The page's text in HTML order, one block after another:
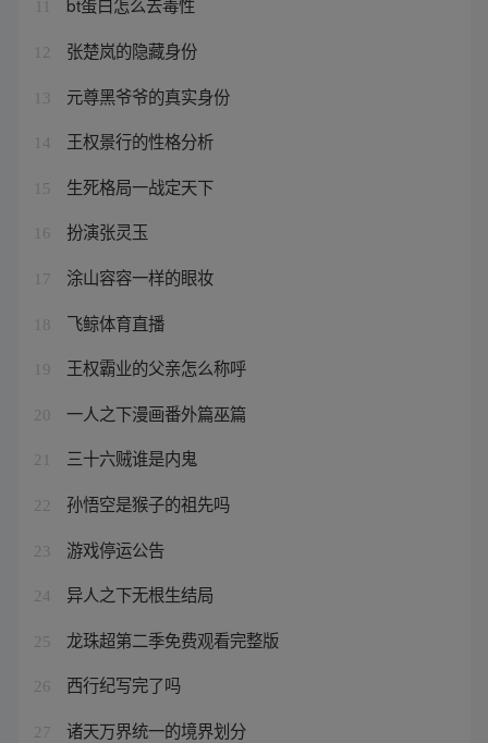
bt蛋白怎么去毒性
12 张楚岚的隐藏身份
13 元尊黑爷爷的真实身份
14 王权景行的性格分析
15 生死格局一战定天下
16 扮演张灵玉
17 涂山容容一样的眼妆
18 飞鲸体育直播
19 王权霸业的父亲怎么称呼
20 一人之下漫画番外篇巫篇
21 三十六贼谁是内鬼
22 孙悟空是猴子的祖先吗
23 游戏停运公告
24 异人之下无根生结局
25 龙珠超第二季免费观看完整版
26 西行纪写完了吗
27 诸天万界统一的境界划分